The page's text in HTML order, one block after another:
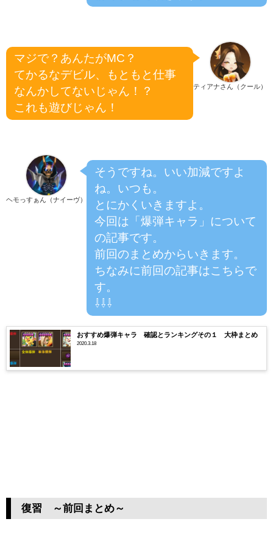
ティアナさん（クール）
マジで？あんたがMC？
てかるなデビル、もともと仕事
なんかしてないじゃん！？
これも遊びじゃん！
ヘモっすぁん（ナイーヴ）
そうですね。いい加減ですよ
ね。いつも。
とにかくいきますよ。
今回は「爆弾キャラ」について
の記事です。
前回のまとめからいきます。
ちなみに前回の記事はこちらで
す。
⇩⇩⇩
おすすめ爆弾キャラ 確認とランキングその１ 大枠まとめ
2020.3.18
復習 ～前回まとめ～